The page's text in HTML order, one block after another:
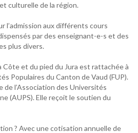
culturelle de la région.
l’admission aux différents cours
par des enseignant-e-s et des
plus divers.
Côte et du pied du Jura est rattachée à
Populaires du Canton de Vaud (FUP).
de l’Association des Universités
(AUPS). Elle reçoit le soutien du
? Avec une cotisation annuelle de